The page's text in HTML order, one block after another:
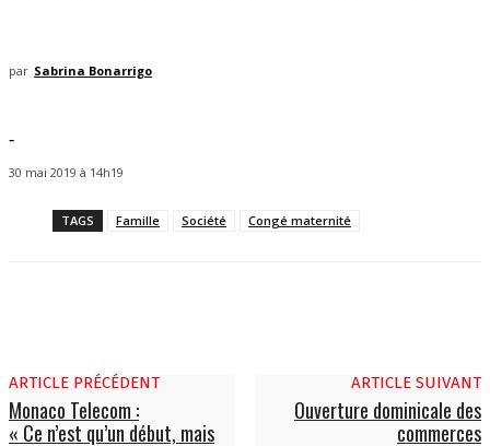
par Sabrina Bonarrigo
-
30 mai 2019 à 14h19
TAGS Famille Société Congé maternité
ARTICLE PRÉCÉDENT
Monaco Telecom :
« Ce n’est qu’un début, mais
ARTICLE SUIVANT
Ouverture dominicale des
commerces